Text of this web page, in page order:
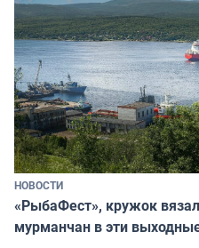
НОВОСТИ
«РыбаФест», кружок
мурманчан в эти